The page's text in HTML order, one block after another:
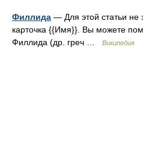
Филлида — Для этой статьи не
карточка {{Имя}}. Вы можете
Филлида (др. греч …
Википедия